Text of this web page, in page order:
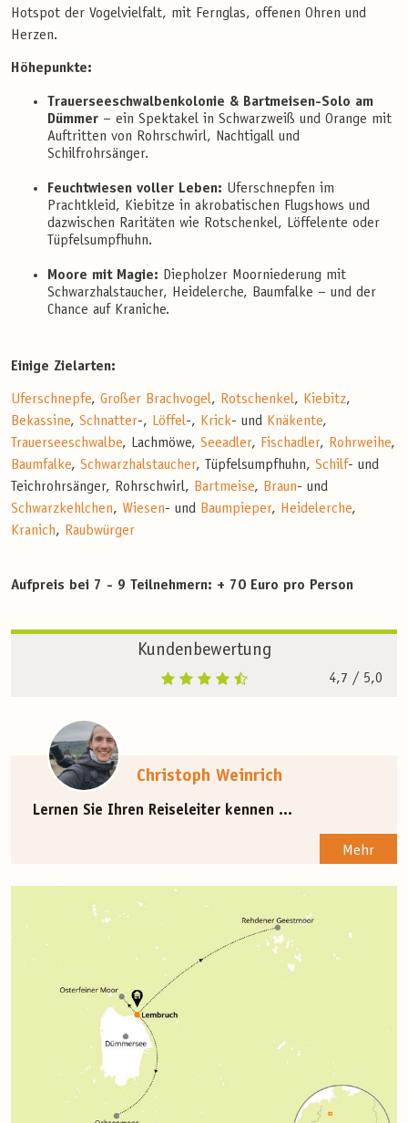
Hotspot der Vogelvielfalt, mit Fernglas, offenen Ohren und
Herzen.
Höhepunkte:
Trauerseeschwalbenkolonie & Bartmeisen-Solo am
Dümmer – ein Spektakel in Schwarzweiß und Orange mit
Auftritten von Rohrschwirl, Nachtigall und
Schilfrohrsänger.
Feuchtwiesen voller Leben: Uferschnepfen im
Prachtkleid, Kiebitze in akrobatischen Flugshows und
dazwischen Raritäten wie Rotschenkel, Löffelente oder
Tüpfelsumpfhuhn.
Moore mit Magie: Diepholzer Moorniederung mit
Schwarzhalstaucher, Heidelerche, Baumfalke – und der
Chance auf Kraniche.
Einige Zielarten:
Uferschnepfe, Großer Brachvogel, Rotschenkel, Kiebitz,
Bekassine, Schnatter-, Löffel-, Krick- und Knäkente,
Trauerseeschwalbe, Lachmöwe, Seeadler, Fischadler, Rohrweihe,
Baumfalke, Schwarzhalstaucher, Tüpfelsumpfhuhn, Schilf- und
Teichrohrsänger, Rohrschwirl, Bartmeise, Braun- und
Schwarzkehlchen, Wiesen- und Baumpieper, Heidelerche,
Kranich, Raubwürger
Aufpreis bei 7 - 9 Teilnehmern: + 70 Euro pro Person
Kundenbewertung
4,7 / 5,0
Christoph Weinrich
Lernen Sie Ihren Reiseleiter kennen ...
Mehr